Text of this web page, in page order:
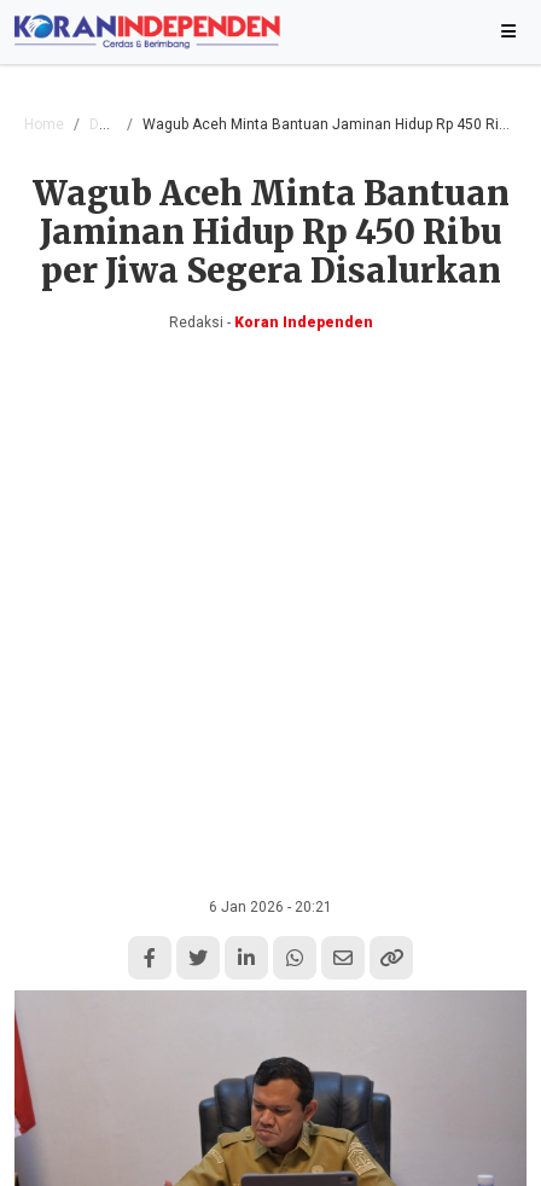
Home Daerah Wagub Aceh Minta Bantuan Jaminan Hidup Rp 450 Ribu per Jiwa Segera Disalurkan
Wagub Aceh Minta Bantuan
Jaminan Hidup Rp 450 Ribu
per Jiwa Segera Disalurkan
Redaksi -Koran Independen
6 Jan 2026 - 20:21